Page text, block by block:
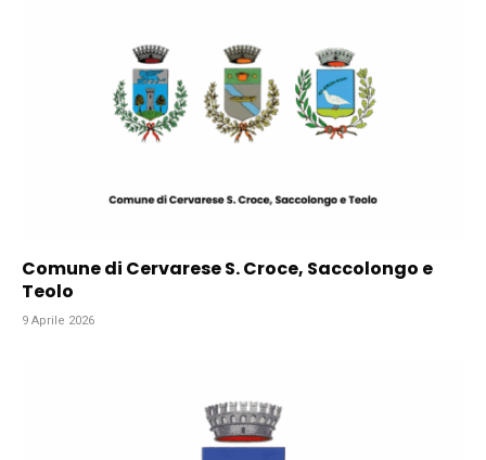
Comune di Cervarese S. Croce, Saccolongo e
Teolo
9 Aprile 2026